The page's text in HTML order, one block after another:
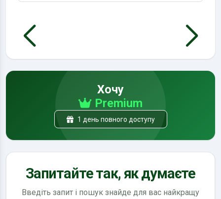
Хочу
Premium
1 день повного доступу
Запитайте так, як думаєте
Введіть запит і пошук знайде для вас найкращу